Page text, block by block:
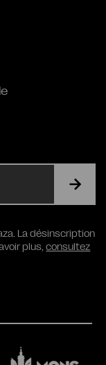
La désinscription
plus,consultez